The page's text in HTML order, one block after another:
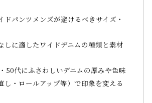
ドパンツメンズが避けるべきサイズ・
しに適したワイドデニムの種類と素材
50代にふさわしいデニムの厚みや色味
し・ロールアップ等）で印象を変える